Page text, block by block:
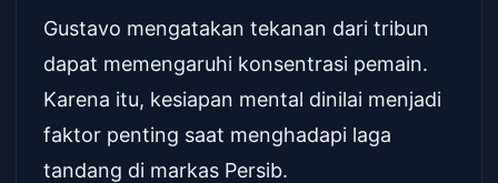
Gustavo mengatakan tekanan dari tribun
dapat memengaruhi konsentrasi pemain.
Karena itu, kesiapan mental dinilai menjadi
faktor penting saat menghadapi laga
tandang di markas Persib.